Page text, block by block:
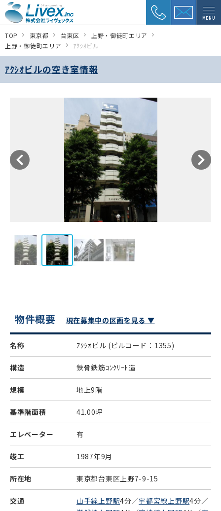
MENU
TOP 東京都 台東区
上野・御徒町エリア
上野・御徒町エリア
ｱｸｼｵビル
ｱｸｼｵビルの空き室情報
物件概要 現在募集中の区画を見る ▼
名称 ｱｸｼｵビル (ビルコード：1355)
構造 鉄骨鉄筋ｺﾝｸﾘｰﾄ造
規模 地上9階
基準階面積 41.00坪
エレベーター 有
竣工 1987年9月
所在地 東京都台東区上野7-9-15
交通 山手線上野駅4分／宇都宮線上野駅4分／